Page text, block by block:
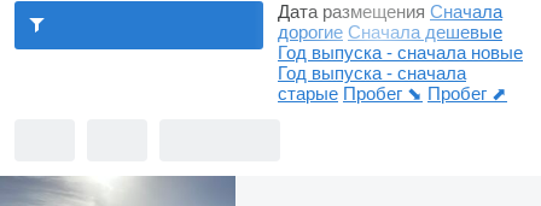
Дата размещения Сначала
дорогие Сначала дешевые
Год выпуска - сначала новые
Год выпуска - сначала
старые Пробег ⬊ Пробег ⬈